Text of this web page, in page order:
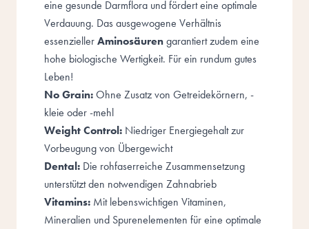
eine gesunde Darmflora und fördert eine optimale
Verdauung. Das ausgewogene Verhältnis
essenziellerAminosäurengarantiert zudem eine
hohe biologische Wertigkeit. Für ein rundum gutes
Leben!
No Grain:Ohne Zusatz von Getreidekörnern, -
kleie oder -mehl
Weight Control: Niedriger Energiegehalt zur
Vorbeugung von Übergewicht
Dental: Die rohfaserreiche Zusammensetzung
unterstützt den notwendigen Zahnabrieb
Vitamins: Mit lebenswichtigen Vitaminen,
Mineralien und Spurenelementen für eine optimale